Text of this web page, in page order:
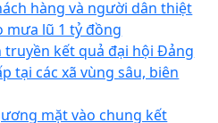
hàng và người dân thiệt
mưa lũ 1 tỷ đồng
truyền kết quả đại hội Đảng
tại các xã vùng sâu, biên
mặt vào chung kết